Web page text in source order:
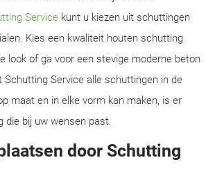
Service kunt u kiezen uit schuttingen
Kies een kwaliteit houten schutting
look of ga voor een stevige moderne beton
Schutting Service alle schuttingen in de
maat en in elke vorm kan maken, is er
die bij uw wensen past.
door Schutting